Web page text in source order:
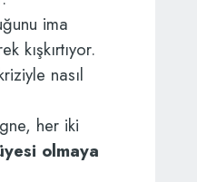
ima
kışkırtıyor.
nasıl
her iki
olmaya